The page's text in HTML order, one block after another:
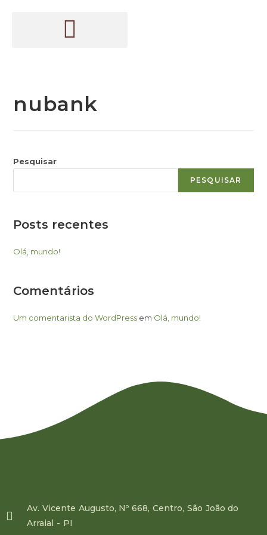
nubank
Pesquisar
PESQUISAR
Posts recentes
Olá, mundo!
Comentários
Um comentarista do WordPress em Olá, mundo!
Av. Vicente Augusto, Nº 668, Centro, São João do
Arraial - PI